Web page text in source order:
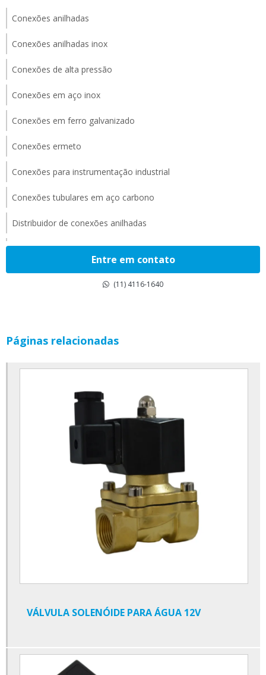
Conexões anilhadas
Conexões anilhadas inox
Conexões de alta pressão
Conexões em aço inox
Conexões em ferro galvanizado
Conexões ermeto
Conexões para instrumentação industrial
Conexões tubulares em aço carbono
Distribuidor de conexões anilhadas
Distribuidor de conexões ermeto
Distribuidor de filtros industriais
Distribuidor de juntas de expansão
Distribuidor de válvula borboleta
Distribuidor de válvula de agulha
Distribuidor de válvula de alívio
Distribuidor de válvula esfera tripartida
Distribuidor de válvula gaveta
Distribuidor de válvula globo
Distribuidor de válvulas esfera
Empresa de conexões anilhadas
Empresa de conexões de alta pressão
Empresa de conexões ermeto
Entre em contato
(11) 4116-1640
Páginas relacionadas
VÁLVULA SOLENÓIDE PARA ÁGUA 12V